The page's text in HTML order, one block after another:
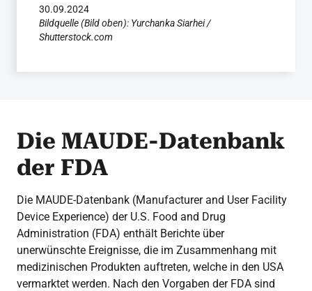
30.09.2024
Bildquelle (Bild oben): Yurchanka Siarhei /
Shutterstock.com
Die MAUDE-Datenbank
der FDA
Die MAUDE-Datenbank (Manufacturer and User Facility
Device Experience) der U.S. Food and Drug
Administration (FDA) enthält Berichte über
unerwünschte Ereignisse, die im Zusammenhang mit
medizinischen Produkten auftreten, welche in den USA
vermarktet werden. Nach den Vorgaben der FDA sind